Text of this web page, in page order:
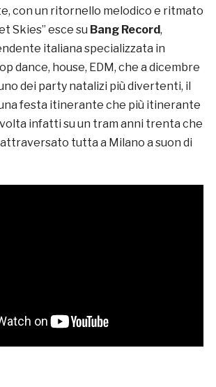
con un ritornello melodico e ritmato
Skies” esce su Bang Record,
italiana specializzata in
dance, house, EDM, che a dicembre
dei party natalizi più divertenti, il
festa itinerante che più itinerante
infatti su un tram anni trenta che
tutta a Milano a suon di